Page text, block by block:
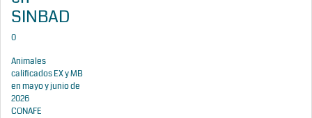
SINBAD
0
Animales
calificados EX y MB
en mayo y junio de
2026
CONAFE